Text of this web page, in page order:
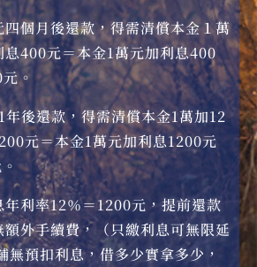
四個月後還款，得需清償本金１萬
息400元＝本金1萬元加利息400
。
年後還款，得需清償本金1萬加12
元＝本金1萬元加利息1200元
年利率12％＝1200元，提前還款
額外手續費，（只繳利息可無限延
無預扣利息，借多少實拿多少，